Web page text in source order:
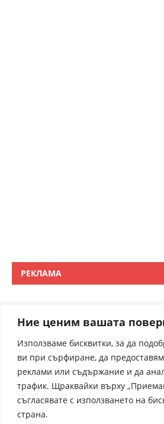
Ние ценим вашата
Използваме бисквитки, за да
ви при сърфиране, да
реклами или съдържание и да
трафик. Щраквайки върху
съгласявате с използването на
страна.
РЕКЛАМА